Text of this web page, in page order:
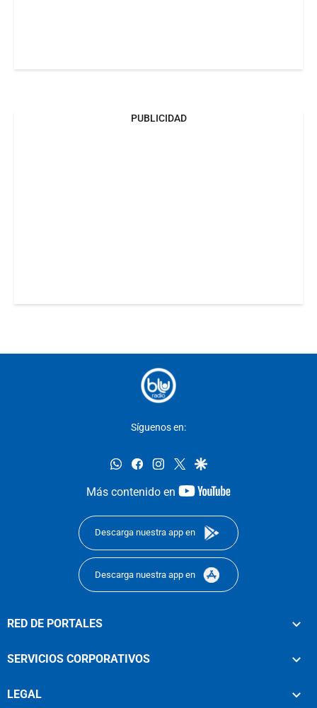
PUBLICIDAD
Síguenos en:
whatsappfacebookinstagram
twittergoogle
Más contenido en
youtube-
Descarga nuestra app en
Descarga nuestra app en
RED DE PORTALES
SERVICIOS CORPORATIVOS
LEGAL